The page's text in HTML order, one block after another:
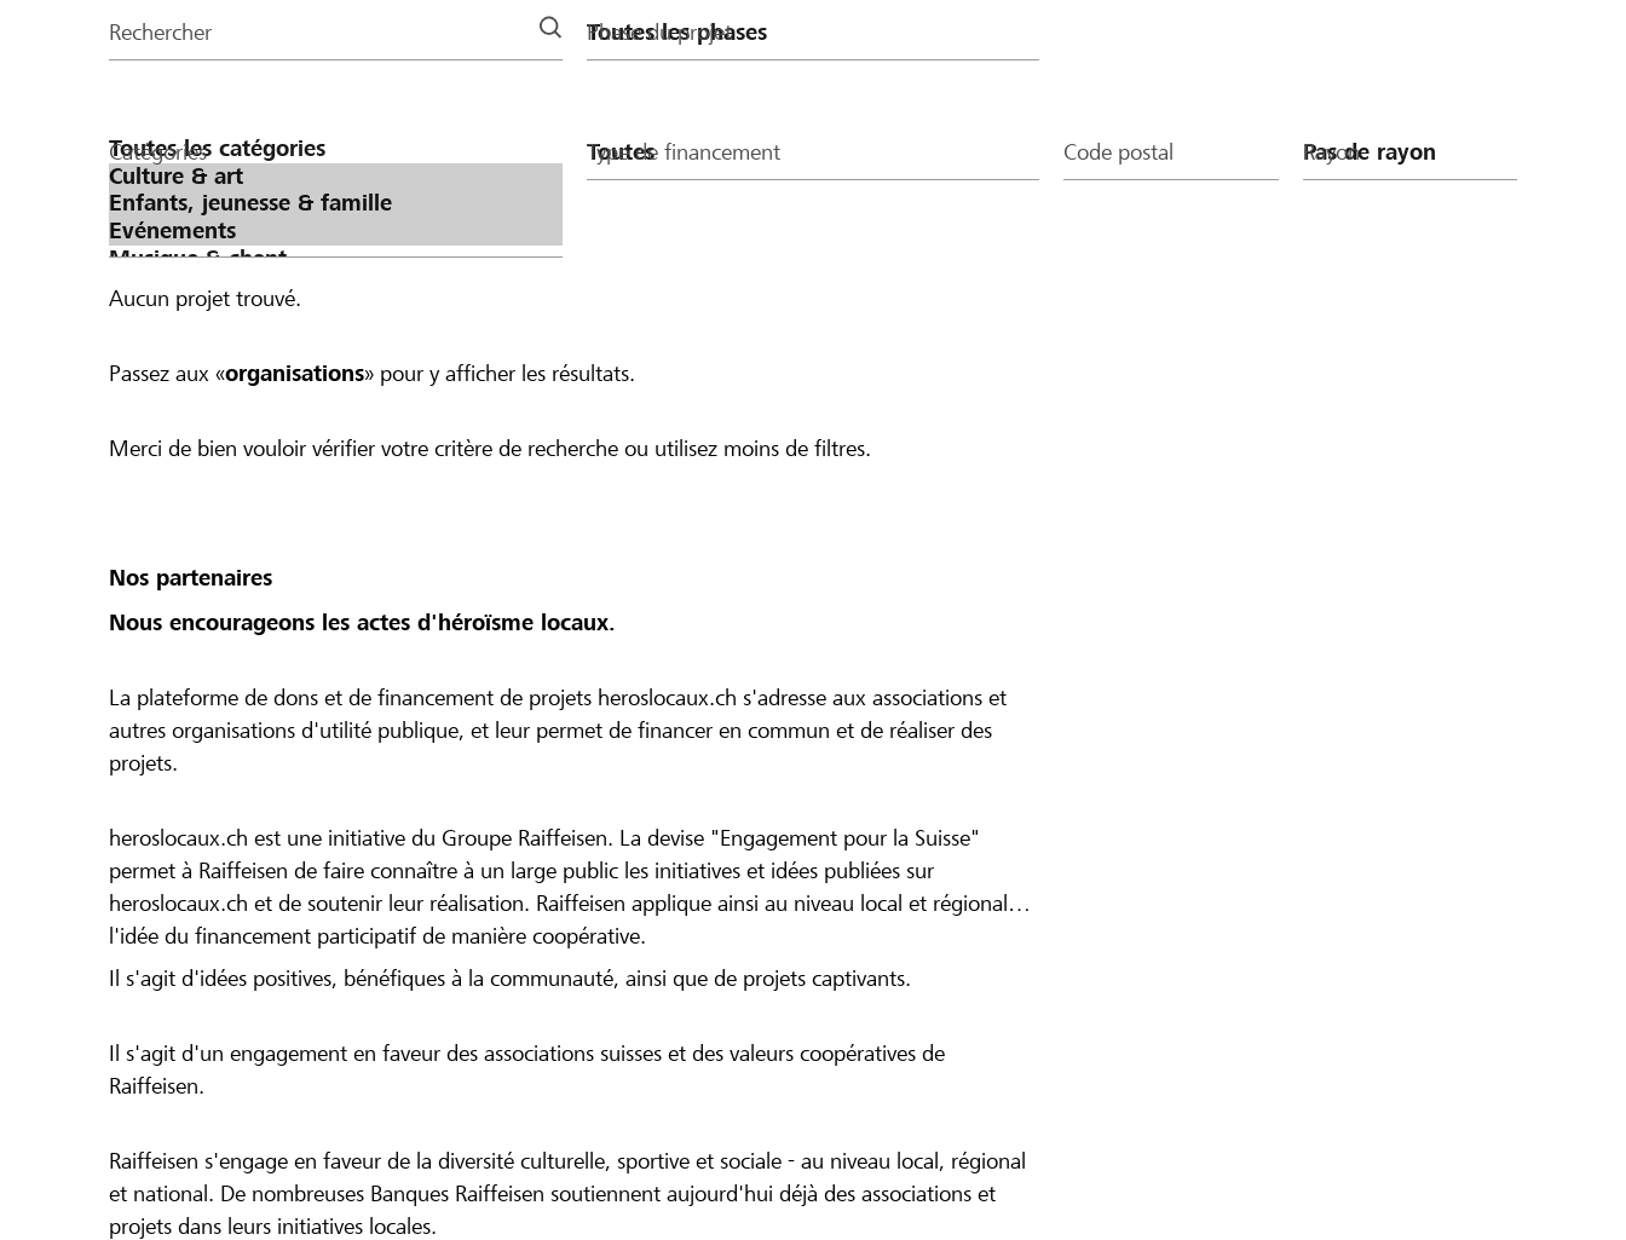
la
Rechercher Phase du projet
Catégories Type de financement Code postal Rayon
Aucun projet trouvé.
Passez aux «organisations» pour y afficher les résultats.
Merci de bien vouloir vérifier votre critère de recherche ou utilisez moins de filtres.
Nos partenaires
Nous encourageons les actes d'héroïsme locaux.
La plateforme de dons et de financement de projets heroslocaux.ch s'adresse aux associations et
autres organisations d'utilité publique, et leur permet de financer en commun et de réaliser des
projets.
heroslocaux.ch est une initiative du Groupe Raiffeisen. La devise "Engagement pour la Suisse"
permet à Raiffeisen de faire connaître à un large public les initiatives et idées publiées sur
heroslocaux.ch et de soutenir leur réalisation. Raiffeisen applique ainsi au niveau local et régional
l'idée du financement participatif de manière coopérative.
Il s'agit d'idées positives, bénéfiques à la communauté, ainsi que de projets captivants.
Il s'agit d'un engagement en faveur des associations suisses et des valeurs coopératives de
Raiffeisen.
Raiffeisen s'engage en faveur de la diversité culturelle, sportive et sociale - au niveau local, régional
et national. De nombreuses Banques Raiffeisen soutiennent aujourd'hui déjà des associations et
projets dans leurs initiatives locales.